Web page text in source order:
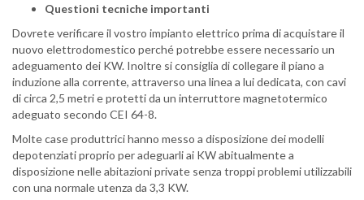
Questioni tecniche importanti
Dovrete verificare il vostro impianto elettrico prima di acquistare il
nuovo elettrodomestico perché potrebbe essere necessario un
adeguamento dei KW. Inoltre si consiglia di collegare il piano a
induzione alla corrente, attraverso una linea a lui dedicata, con cavi
di circa 2,5 metri e protetti da un interruttore magnetotermico
adeguato secondo CEI 64-8.
Molte case produttrici hanno messo a disposizione dei modelli
depotenziati proprio per adeguarli ai KW abitualmente a
disposizione nelle abitazioni private senza troppi problemi utilizzabili
con una normale utenza da 3,3 KW.